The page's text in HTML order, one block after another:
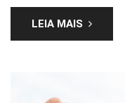
LEIA MAIS